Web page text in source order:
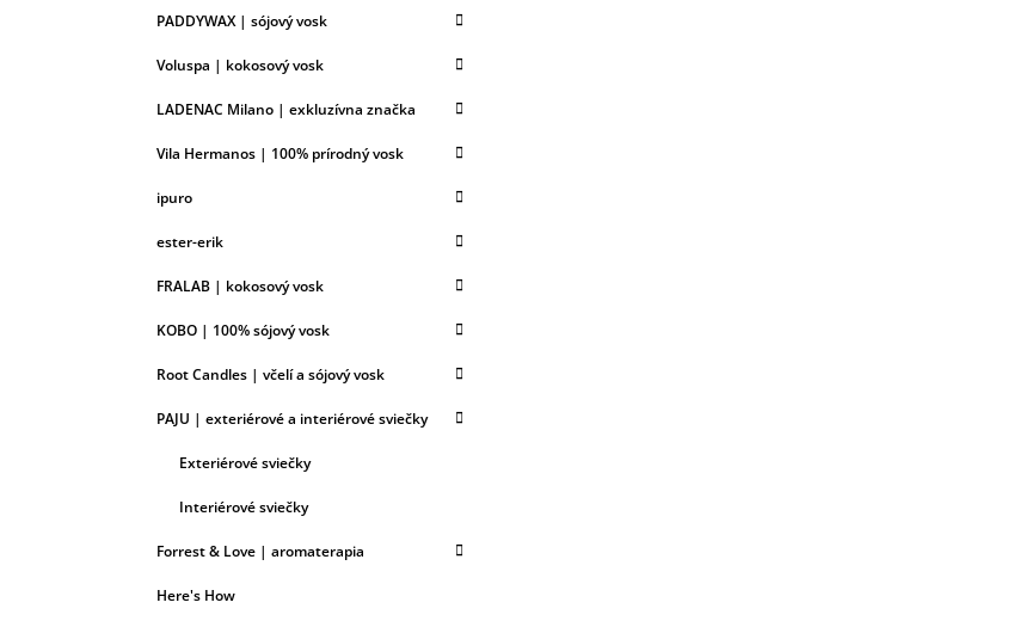
PADDYWAX | sójový vosk
Voluspa | kokosový vosk
LADENAC Milano | exkluzívna značka
Vila Hermanos | 100% prírodný vosk
ipuro
ester-erik
FRALAB | kokosový vosk
KOBO | 100% sójový vosk
Root Candles | včelí a sójový vosk
PAJU | exteriérové a interiérové sviečky
Exteriérové sviečky
Interiérové sviečky
Forrest & Love | aromaterapia
Here's How